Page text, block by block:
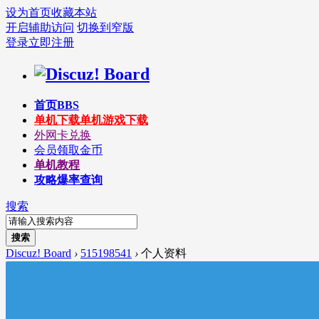
设为首页收藏本站
开启辅助访问 切换到窄版
登录立即注册
首页BBS
单机下载单机游戏下载
外网卡兑换
会员领取金币
单机教程
攻略爆率查询
搜索
搜索
Discuz! Board › 515198541 › 个人资料